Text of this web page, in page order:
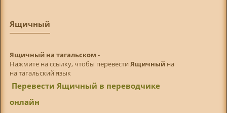
Ящичный
Ящичный на тагальском -
Нажмите на ссылку, чтобы перевести Ящичныйна
на тагальский язык
Перевести Ящичный в переводчике
онлайн